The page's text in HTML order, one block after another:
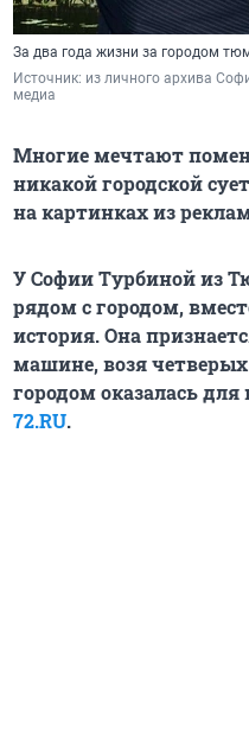
За два года жизни за городом
Источник: из личного архива
медиа
Многие мечтают
никакой городской
на картинках из
У Софии Турбиной из
рядом с городом,
история. Она
машине, возя
городом оказалась
72.RU.